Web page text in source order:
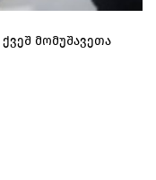
მომუშავეთა